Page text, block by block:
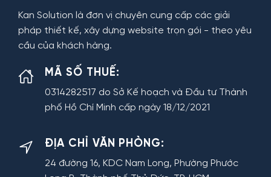
Kan Solution là đơn vị chuyên cung cấp các giải
pháp thiết kế, xây dựng website trọn gói - theo yêu
cầu của khách hàng.
MÃ SỐ THUẾ:
0314282517 do Sở Kế hoạch và Đầu tư Thành
phố Hồ Chí Minh cấp ngày 18/12/2021
ĐỊA CHỈ VĂN PHÒNG:
24 đường 16, KDC Nam Long, Phường Phước